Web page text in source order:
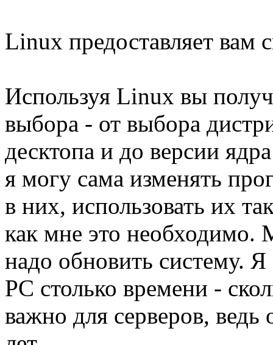
Linux предоставляет вам
Используя Linux вы
выбора - от выбора
десктопа и до версии
я могу сама изменять
в них, использовать их
как мне это необходимо.
надо обновить систему.
PC столько времени -
важно для серверов,